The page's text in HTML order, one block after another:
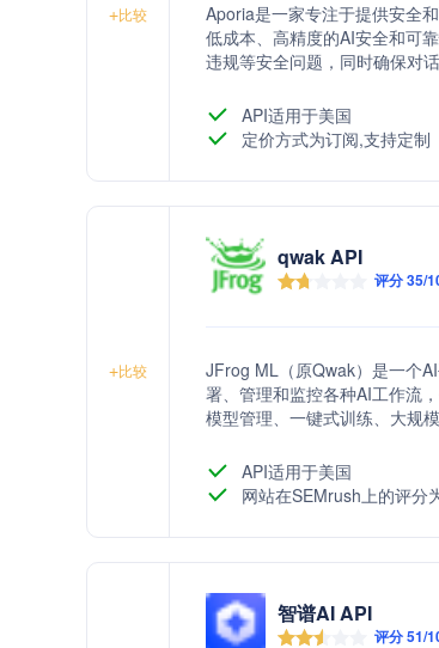
+比较
Aporia是一家专注于提供安全
低成本、高精度的AI安全和可
违规等安全问题，同时确保对
API适用于美国
定价方式为订阅,支持定制
+比较
qwak API
评分 35/
JFrog ML（原Qwak）是一个
署、管理和监控各种AI工作流
模型管理、一键式训练、大规
API适用于美国
网站在SEMrush上的评分
智谱AI API
评分 51/